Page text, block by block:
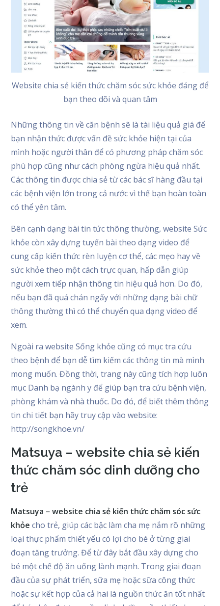
Website chia sẻ kiến thức chăm sóc sức khỏe đáng để
bạn theo dõi và quan tâm
Những thông tin về căn bệnh sẽ là tài liệu quả giá để
bạn nhận thức được vấn đề sức khỏe hiện tại của
mình hoặc người thân để có phương pháp chăm sóc
phù hợp cũng như cách phòng ngừa hiệu quả nhất.
Các thông tin được chia sẻ từ các bác sĩ hàng đầu tại
các bệnh viện lớn trong cả nước vì thế bạn hoàn toàn
có thể yên tâm.
Bên cạnh dạng bài tin tức thông thường, website Sức
khỏe còn xây dựng tuyến bài theo dạng video để
cung cấp kiến thức rèn luyện cơ thể, các mẹo hay về
sức khỏe theo một cách trực quan, hấp dẫn giúp
người xem tiếp nhận thông tin hiệu quả hơn. Do đó,
nếu bạn đã quá chán ngấy với những dạng bài chữ
thông thường thì có thể chuyển qua dạng video để
xem.
Ngoài ra website Sống khỏe cũng có mục tra cứu
theo bệnh để bạn dễ tìm kiếm các thông tin mà mình
mong muốn. Đồng thời, trang này cũng tích hợp luôn
mục Danh bạ ngành y để giúp bạn tra cứu bệnh viện,
phòng khám và nhà thuốc. Do đó, để biết thêm thông
tin chi tiết bạn hãy truy cập vào website:
http://songkhoe.vn/
Matsuya – website chia sẻ kiến
thức chăm sóc dinh dưỡng cho
trẻ
Matsuya – website chia sẻ kiến thức chăm sóc sức
khỏe cho trẻ, giúp các bậc làm cha mẹ nắm rõ những
loại thực phẩm thiết yếu có lợi cho bé ở từng giai
đoạn tăng trưởng. Để từ đây bắt đầu xây dựng cho
bé một chế độ ăn uống lành mạnh. Trong giai đoạn
đầu của sự phát triển, sữa mẹ hoặc sữa công thức
hoặc sự kết hợp của cả hai là nguồn thức ăn tốt nhất